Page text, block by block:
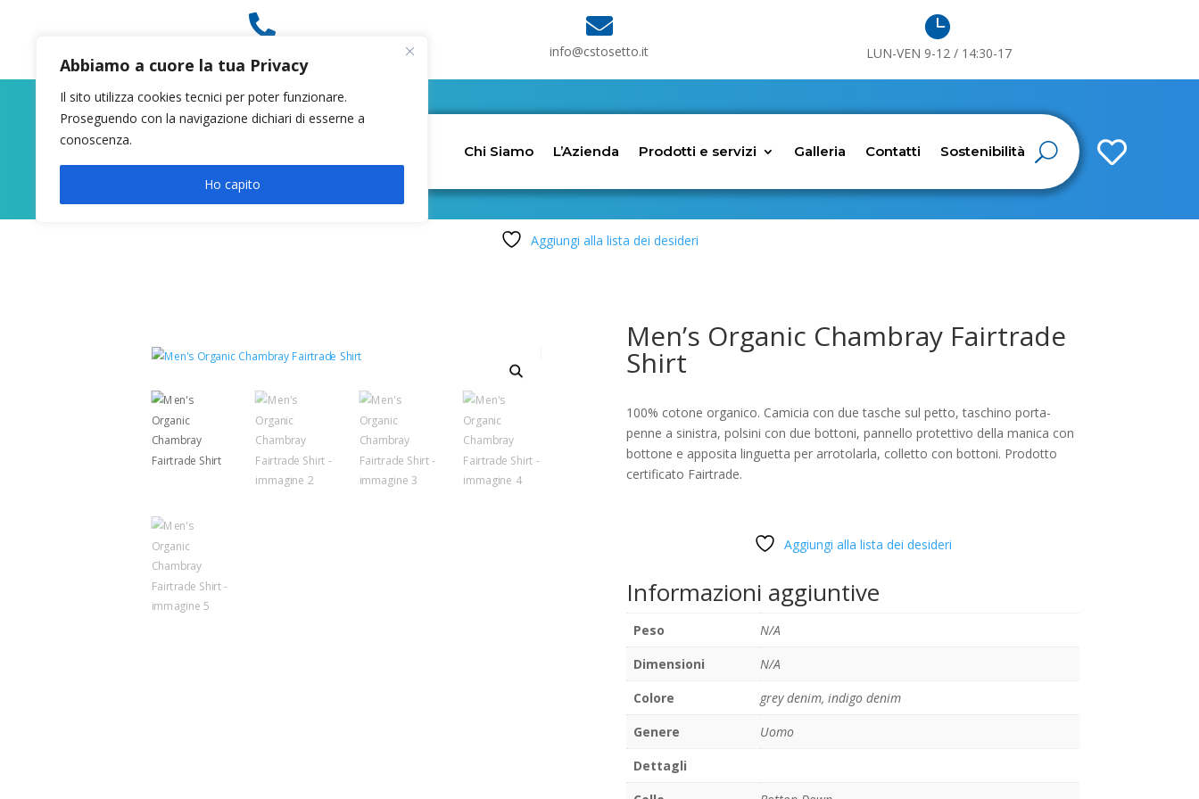
Abbiamo a cuore la tua Privacy
Il sito utilizza cookies tecnici per poter funzionare.
Proseguendo con la navigazione dichiari di esserne a
conoscenza.
Ho capito
 
info@cstosetto.it

LUN-VEN 9-12 / 14:30-17

Chi Siamo L’Azienda Prodotti e servizi Galleria Contatti Sostenibilità
Aggiungi alla lista dei desideri
Men’s Organic Chambray Fairtrade
Shirt
100% cotone organico. Camicia con due tasche sul petto, taschino porta-
penne a sinistra, polsini con due bottoni, pannello protettivo della manica con
bottone e apposita linguetta per arrotolarla, colletto con bottoni. Prodotto
certificato Fairtrade.
Aggiungi alla lista dei desideri
Informazioni aggiuntive
Peso
N/A
Dimensioni
N/A
Colore
grey denim, indigo denim
Genere
Uomo
Dettagli